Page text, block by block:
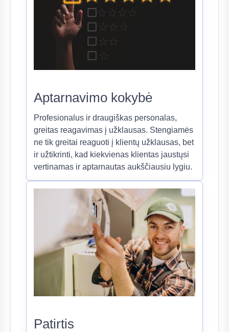
Aptarnavimo kokybė
Profesionalus ir draugiškas personalas,
greitas reagavimas į užklausas. Stengiamės
ne tik greitai reaguoti į klientų užklausas, bet
ir užtikrinti, kad kiekvienas klientas jaustųsi
vertinamas ir aptarnautas aukščiausiu lygiu.
Patirtis